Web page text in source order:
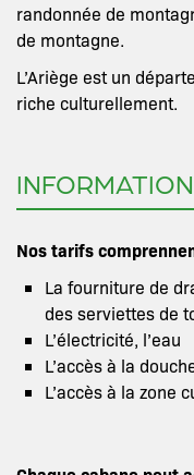
randonnée de
de montagne.
L’Ariège est un
riche culturellement.
Nos tarifs
La fourniture de
des serviettes de
L’électricité, l’eau
L’accès à la
L’accès à la zone